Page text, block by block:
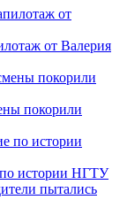
от Валерия
покорили
по истории НГТУ